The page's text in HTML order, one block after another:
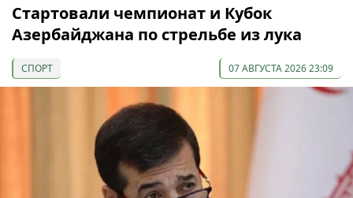
Cтартовали чемпионат и Кубок
Азербайджана по стрельбе из лука
СПОРТ 07 АВГУСТА 2026 23:09